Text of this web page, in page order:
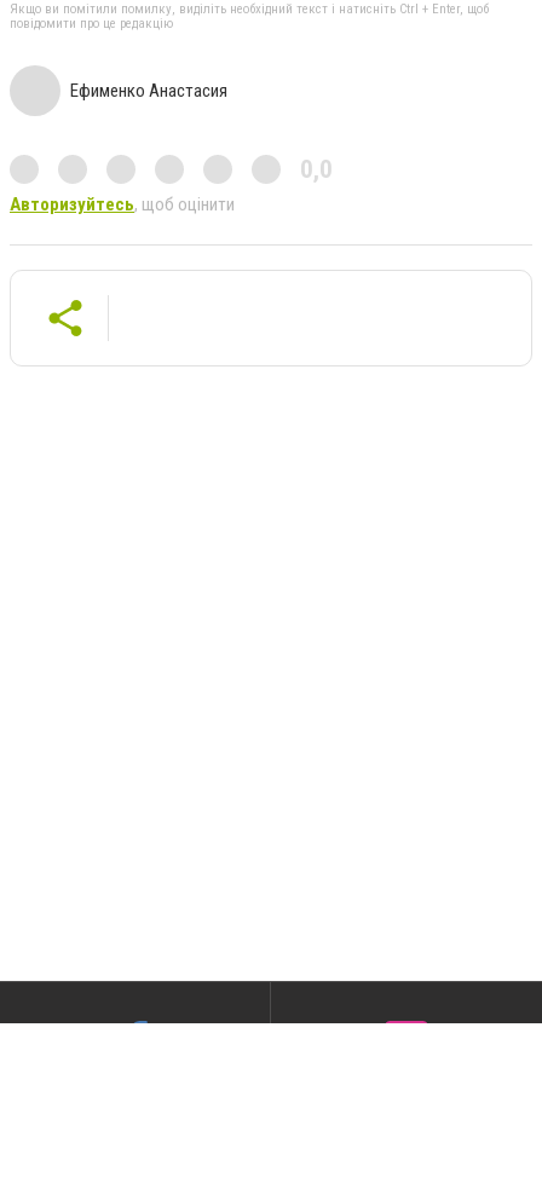
Якщо ви помітили помилку, виділіть необхідний текст і натисніть Ctrl + Enter, щоб
повідомити про це редакцію
Ефименко Анастасия
0,0
Авторизуйтесь, щоб оцінити